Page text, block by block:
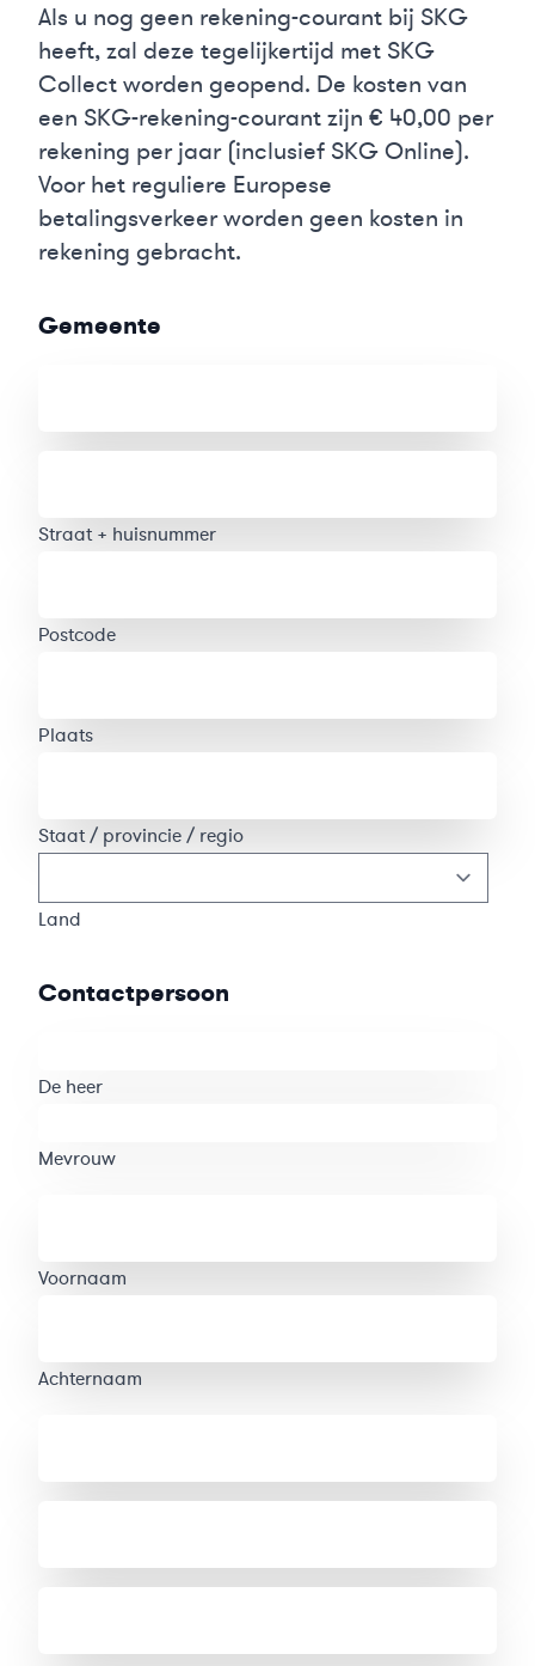
Als u nog geen rekening-courant bij SKG
heeft, zal deze tegelijkertijd met SKG
Collect worden geopend. De kosten van
een SKG-rekening-courant zijn € 40,00 per
rekening per jaar (inclusief SKG Online).
Voor het reguliere Europese
betalingsverkeer worden geen kosten in
rekening gebracht.
Gemeente
Straat + huisnummer
Postcode
Plaats
Staat / provincie / regio
Land
Contactpersoon
De heer
Mevrouw
Voornaam
Achternaam